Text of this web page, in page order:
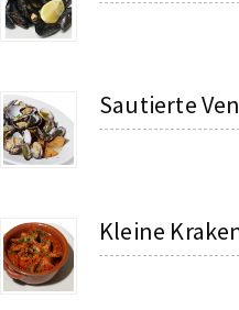
Sautierte
Kleine